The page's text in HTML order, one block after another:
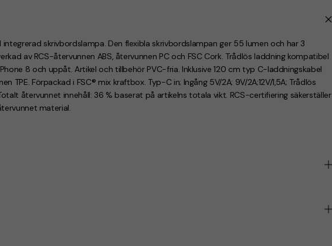
skrivbordslampa. Den flexibla skrivbordslampan ger 55 lumen och har 3
av RCS-återvunnen ABS, återvunnen PC och FSC Cork. Trådlös laddning kompatibel
8 och uppåt. Artikel och tillbehör PVC-fria. Inklusive 120 cm typ C-laddningskabel
TPE. Förpackad i FSC® mix kraftbox. Typ-C in; Ingång 5V/2A; 9V/2A;12V/1,5A; Trådlös
Totalt återvunnet innehåll: 36 % baserat på artikelns totala vikt. RCS-certifiering säkerställer
material.